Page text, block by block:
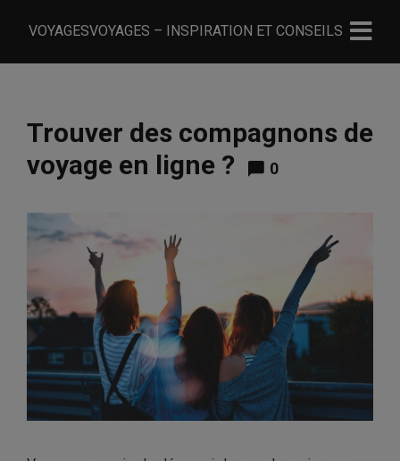
VOYAGESVOYAGES – INSPIRATION ET CONSEILS
Trouver des compagnons de
voyage en ligne ?
0